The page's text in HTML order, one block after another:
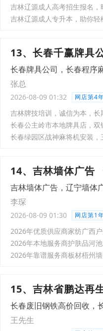
吉林辽源成人高考招生报名
吉林辽源成人专升本，助你
13、长春千赢牌具
长春牌具公司，长春程序
张总
2026-08-09 01:32 网店第4
吉林牌技培训，诚信为本，长
长春公主岭市本地牌具店，
长春绿园区战神麻将机安装
14、吉林墙体广告
吉林墙体广告，辽宁墙体
李琛
2026-08-09 01:30 网店第1
2026年优质供应商家纺广西
2026年本地服务商护肤品河
2026年靠谱服务商板材梧州
15、吉林省鹏达再
长春废旧钢铁高价回收，
王先生